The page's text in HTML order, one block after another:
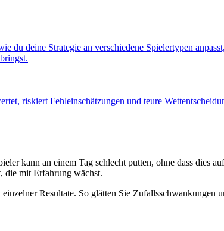
du deine Strategie an verschiedene Spielertypen
riskiert Fehleinschätzungen und teure
kann an einem Tag schlecht putten, ohne dass dies
die mit Erfahrung wächst.
Resultate. So glätten Sie Zufallsschwankungen